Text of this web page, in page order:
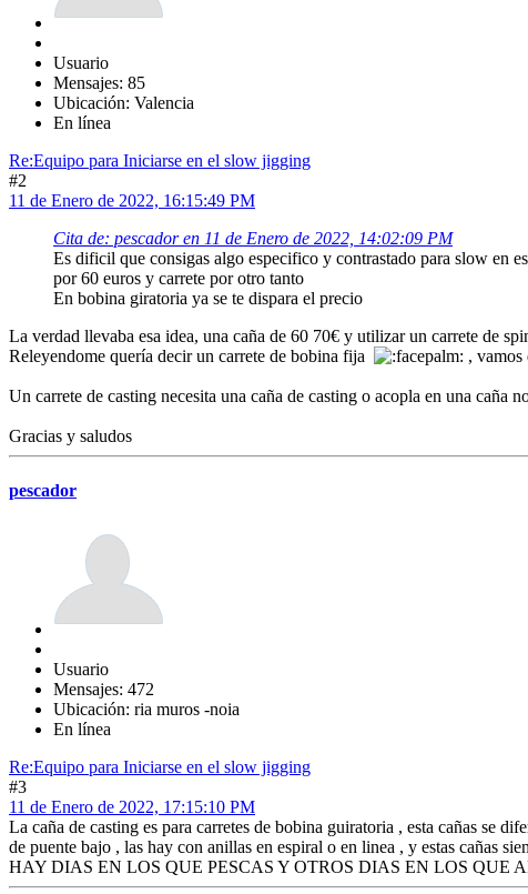
Usuario
Mensajes: 85
Ubicación: Valencia
En línea
Re:Equipo para Iniciarse en el slow jigging
#2
11 de Enero de 2022, 16:15:49 PM
Cita de: pescador en 11 de Enero de 2022, 14:02:09 PM
Es dificil que consigas algo especifico y contrastado para slow en
por 60 euros y carrete por otro tanto
En bobina giratoria ya se te dispara el precio
La verdad llevaba esa idea, una caña de 60 70€ y utilizar un carrete de
Releyendome quería decir un carrete de bobina fija
, vamos
Un carrete de casting necesita una caña de casting o acopla en una
Gracias y saludos
pescador
Usuario
Mensajes: 472
Ubicación: ria muros -noia
En línea
Re:Equipo para Iniciarse en el slow jigging
#3
11 de Enero de 2022, 17:15:10 PM
La caña de casting es para carretes de bobina guiratoria , esta cañas se
de puente bajo , las hay con anillas en espiral o en linea , y estas cañas
HAY DIAS EN LOS QUE PESCAS Y OTROS DIAS EN LOS QUE